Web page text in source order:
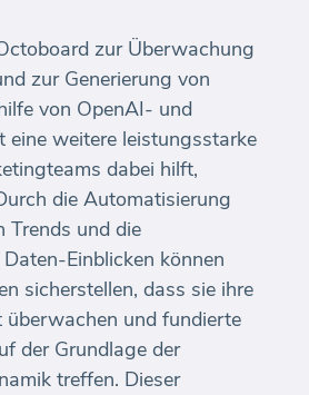
zur Überwachung
zur Generierung von
von OpenAI- und
weitere leistungsstarke
dabei hilft,
die Automatisierung
Trends und die
Einblicken können
sicherstellen, dass sie ihre
und fundierte
der Grundlage der
treffen. Dieser